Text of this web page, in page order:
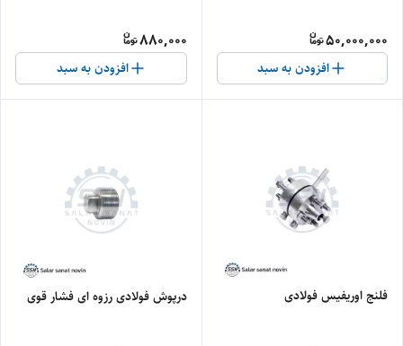
50,000,000
افزودن به سبد
880,000
افزودن به سبد
فلنج اوریفیس فولادی درپوش فولادی رزوه ای فشار قوی